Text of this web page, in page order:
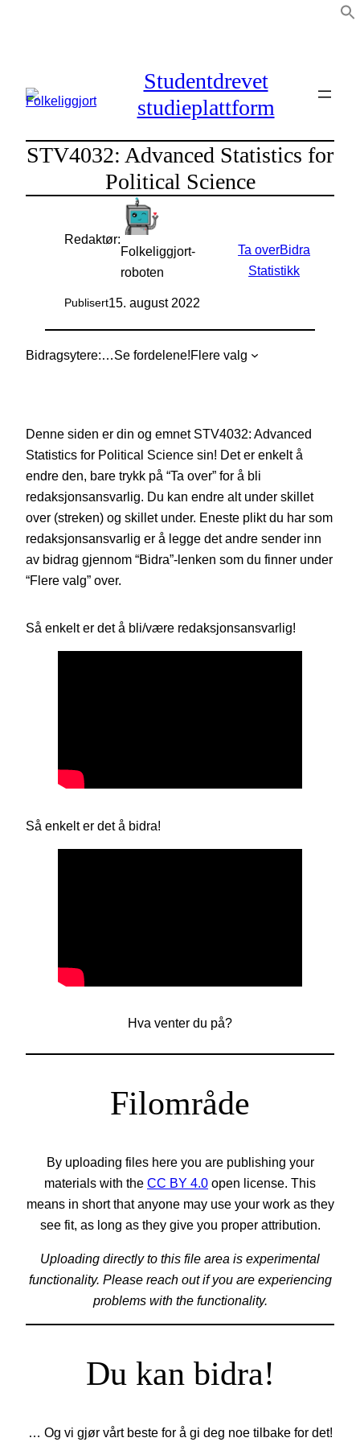
Studentdrevet
studieplattform
STV4032: Advanced Statistics for
Political Science
Redaktør:
Folkeliggjort-
roboten
Publisert15. august 2022
Ta overBidra
Statistikk
Bidragsytere: Se fordelene!Flere valg
Denne siden er din og emnet STV4032: Advanced
Statistics for Political Science sin! Det er enkelt å
endre den, bare trykk på “Ta over” for å bli
redaksjonsansvarlig. Du kan endre alt under skillet
over (streken) og skillet under. Eneste plikt du har som
redaksjonsansvarlig er å legge det andre sender inn
av bidrag gjennom “Bidra”-lenken som du finner under
“Flere valg” over.
Så enkelt er det å bli/være redaksjonsansvarlig!
Så enkelt er det å bidra!
Hva venter du på?
Filområde
By uploading files here you are publishing your
materials with the CC BY 4.0 open license. This
means in short that anyone may use your work as they
see fit, as long as they give you proper attribution.
Uploading directly to this file area is experimental
functionality. Please reach out if you are experiencing
problems with the functionality.
Du kan bidra!
… Og vi gjør vårt beste for å gi deg noe tilbake for det!